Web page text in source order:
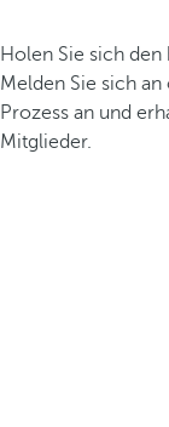
Holen Sie sich
Melden Sie sich
Prozess an und
Mitglieder.